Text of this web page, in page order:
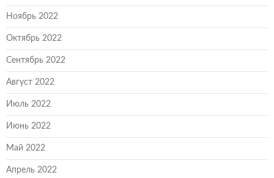
Ноябрь 2022
Октябрь 2022
Сентябрь 2022
Август 2022
Июль 2022
Июнь 2022
Май 2022
Апрель 2022